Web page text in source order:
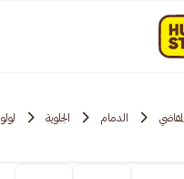
المقاضي الدمام الجلوية